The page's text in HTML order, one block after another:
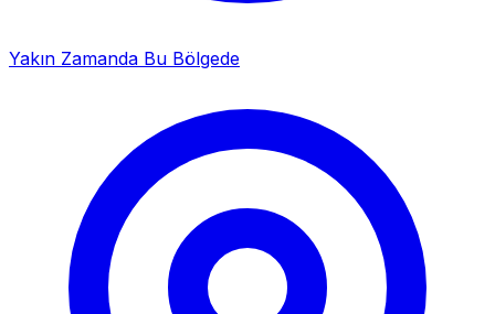
Yakın Zamanda Bu Bölgede